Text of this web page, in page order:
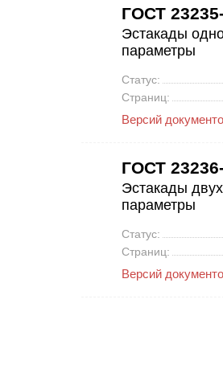
ГОСТ
Эстакады
параметры
Статус:
Страниц:
Версий
ГОСТ
Эстакады
параметры
Статус:
Страниц:
Версий